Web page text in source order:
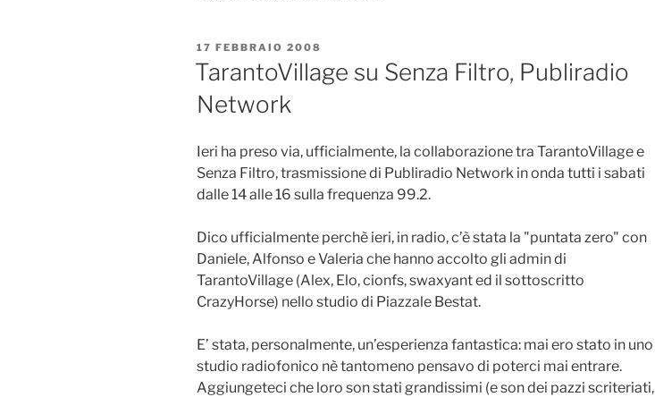
PUBBLICATO
IL
17 FEBBRAIO 2008
TarantoVillage su Senza Filtro, Publiradio
Network
Ieri ha preso via, ufficialmente, la collaborazione tra TarantoVillage e
Senza Filtro, trasmissione di Publiradio Network in onda tutti i sabati
dalle 14 alle 16 sulla frequenza 99.2.
Dico ufficialmente perchè ieri, in radio, c’è stata la "puntata zero" con
Daniele, Alfonso e Valeria che hanno accolto gli admin di
TarantoVillage (Alex, Elo, cionfs, swaxyant ed il sottoscritto
CrazyHorse) nello studio di Piazzale Bestat.
E’ stata, personalmente, un’esperienza fantastica: mai ero stato in uno
studio radiofonico nè tantomeno pensavo di poterci mai entrare.
Aggiungeteci che loro son stati grandissimi (e son dei pazzi scriteriati,